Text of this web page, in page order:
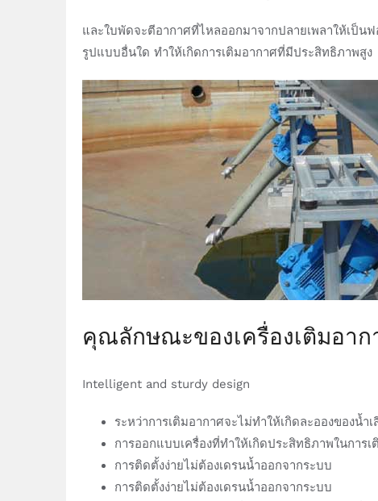
และใบพัดจะตีอากาศที่ไหลออกมาจากปลายเพลาให้เป็
รูปแบบอื่นใด ทำให้เกิดการเติมอากาศที่มีประสิทธิภาพสูง
คุณลักษณะของเครื่องเติมอา
Intelligent and sturdy design
ระหว่าการเติมอากาศจะไม่ทำให้เกิดละอองของน้
การออกแบบเครื่องที่ทำให้เกิดประสิทธิภาพในการเ
การติดตั้งง่ายไม่ต้องเดรนน้ำออกจากระบบ
การติดตั้งง่ายไม่ต้องเดรนน้ำออกจากระบบ